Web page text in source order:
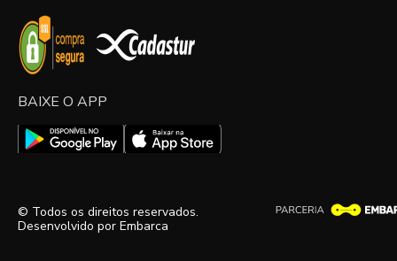
BAIXE O APP
© Todos os direitos reservados.
Desenvolvido por Embarca